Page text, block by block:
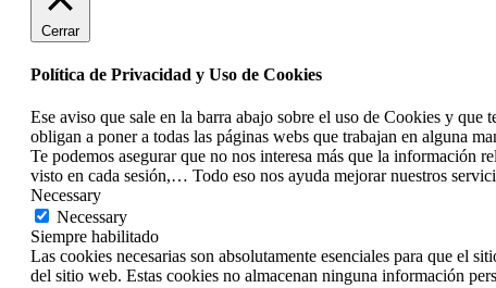
Cerrar
Política de Privacidad y Uso de Cookies
Ese aviso que sale en la barra abajo sobre el uso de Cookies y
obligan a poner a todas las páginas webs que trabajan en alguna
Te podemos asegurar que no nos interesa más que la información
visto en cada sesión,… Todo eso nos ayuda mejorar nuestros
Necessary
Necessary
Siempre habilitado
Las cookies necesarias son absolutamente esenciales para que el
del sitio web. Estas cookies no almacenan ninguna información